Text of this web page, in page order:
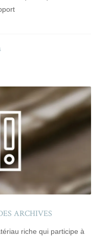
ARCHIVES
riche qui participe à